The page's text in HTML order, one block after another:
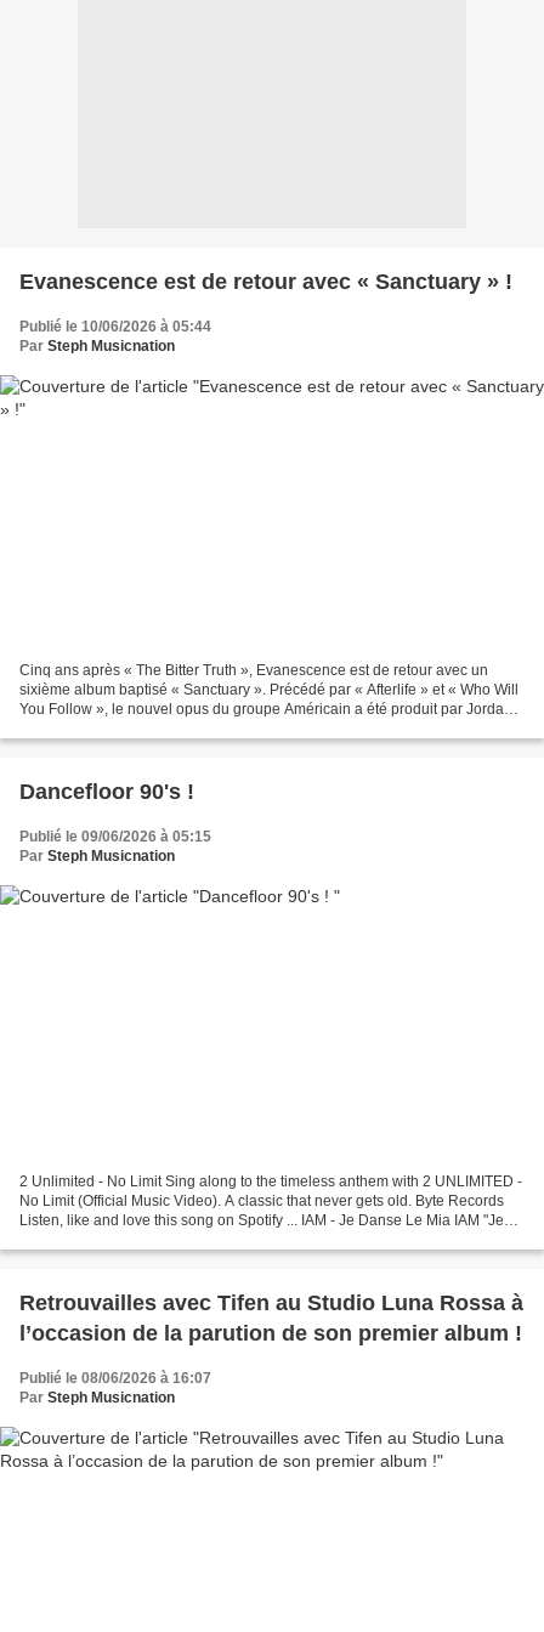
Evanescence est de retour avec « Sanctuary » !
Publié le 10/06/2026 à 05:44
Par Steph Musicnation
Cinq ans après « The Bitter Truth », Evanescence est de retour avec un
sixième album baptisé « Sanctuary ». Précédé par « Afterlife » et « Who Will
You Follow », le nouvel opus du groupe Américain a été produit par Jordan
Dancefloor 90's !
Publié le 09/06/2026 à 05:15
Par Steph Musicnation
2 Unlimited - No Limit Sing along to the timeless anthem with 2 UNLIMITED -
No Limit (Official Music Video). A classic that never gets old. Byte Records
Listen, like and love this song on Spotify ... IAM - Je Danse Le Mia IAM "Je
Retrouvailles avec Tifen au Studio Luna Rossa à
l’occasion de la parution de son premier album !
Publié le 08/06/2026 à 16:07
Par Steph Musicnation